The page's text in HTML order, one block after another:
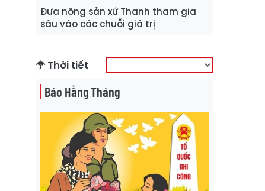
Đưa nông sản xứ Thanh tham gia
sâu vào các chuỗi giá trị
Thời tiết
Báo Hằng Tháng